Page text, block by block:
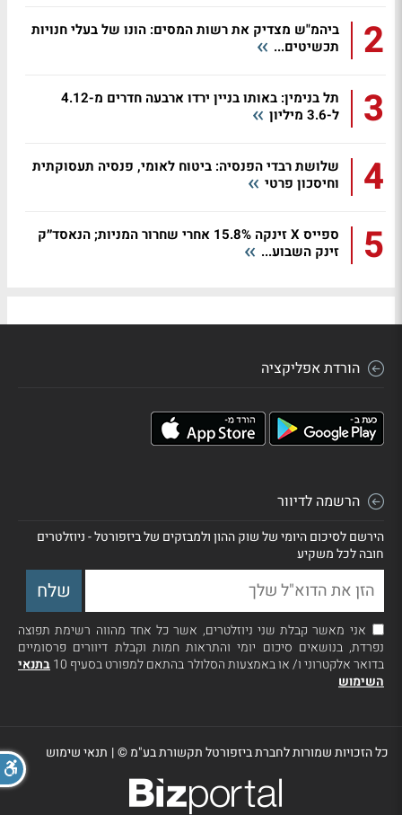
2
ביהמ"ש מצדיק את רשות המסים: הונו של בעלי חנויות
תכשיטים...
3
תל בנימין: באותו בניין ירדו ארבעה חדרים מ-4.12
ל-3.6 מיליון
4
שלושת רבדי הפנסיה: ביטוח לאומי, פנסיה תעסוקתית
וחיסכון פרטי
5
ספייס X זינקה 15.8% אחרי שחרור המניות; הנאסד״ק
זינק השבוע...
הורדת אפליקציה
הרשמה לדיוור
הירשם לסיכום היומי של שוק ההון ולמבזקים של ביזפורטל - ניוזלטרים
חובה לכל משקיע
אני מאשר קבלת שני ניוזלטרים, אשר כל אחד מהווה רשימת תפוצה
נפרדת, בנושאים סיכום יומי והתראות חמות וקבלת דיוורים פרסומיים
בדואר אלקטרוני ו/ או באמצעות הסלולר בהתאם למפורט בסעיף 10
בתנאי
השימוש
כל הזכויות שמורות לחברת ביזפורטל תקשורת בע"מ ©| תנאי שימוש